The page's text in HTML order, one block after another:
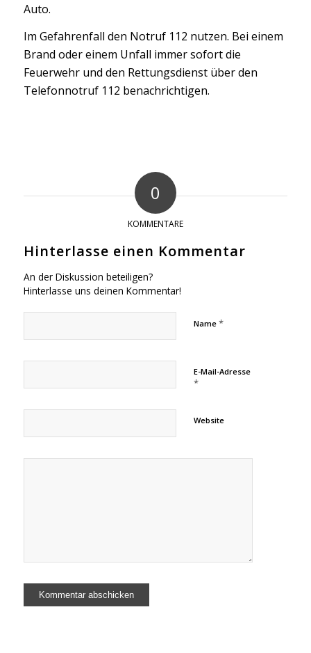
Auto.
Im Gefahrenfall den Notruf 112 nutzen. Bei einem
Brand oder einem Unfall immer sofort die
Feuerwehr und den Rettungsdienst über den
Telefonnotruf 112 benachrichtigen.
0
KOMMENTARE
Hinterlasse einen Kommentar
An der Diskussion beteiligen?
Hinterlasse uns deinen Kommentar!
Name *
E-Mail-Adresse
*
Website